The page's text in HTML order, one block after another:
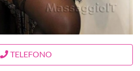
TELEFONO